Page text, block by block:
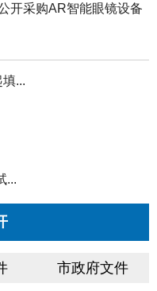
开采购AR智能眼镜设备
...
...
...
...
市政府文件